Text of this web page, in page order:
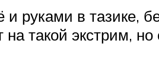
руками в тазике,
такой экстрим,